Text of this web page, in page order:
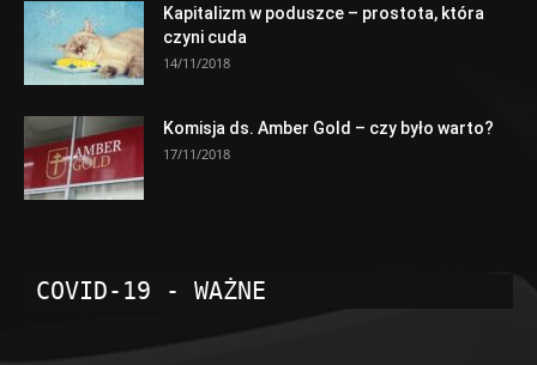
Kapitalizm w poduszce – prostota, która
czyni cuda
14/11/2018
Komisja ds. Amber Gold – czy było warto?
17/11/2018
COVID-19 - WAŻNE